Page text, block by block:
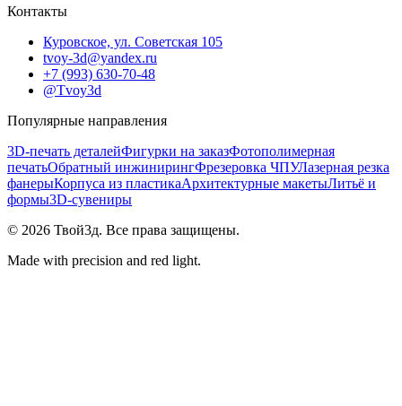
Контакты
Куровское, ул. Советская 105
tvoy-3d@yandex.ru
+7 (993) 630-70-48
@Tvoy3d
Популярные направления
3D-печать деталейФигурки на заказФотополимерная
печатьОбратный инжинирингФрезеровка ЧПУЛазерная резка
фанерыКорпуса из пластикаАрхитектурные макетыЛитьё и
формы3D-сувениры
© 2026 Твой3д. Все права защищены.
Made with precision and red light.